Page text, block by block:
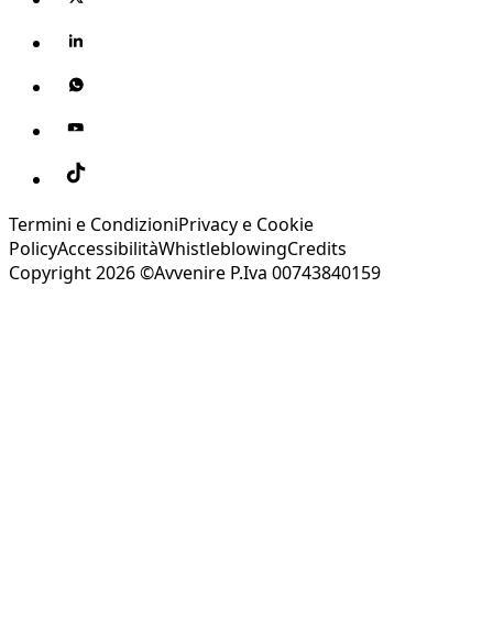
Termini e CondizioniPrivacy e Cookie
PolicyAccessibilitàWhistleblowingCredits
Copyright 2026 ©Avvenire P.Iva 00743840159